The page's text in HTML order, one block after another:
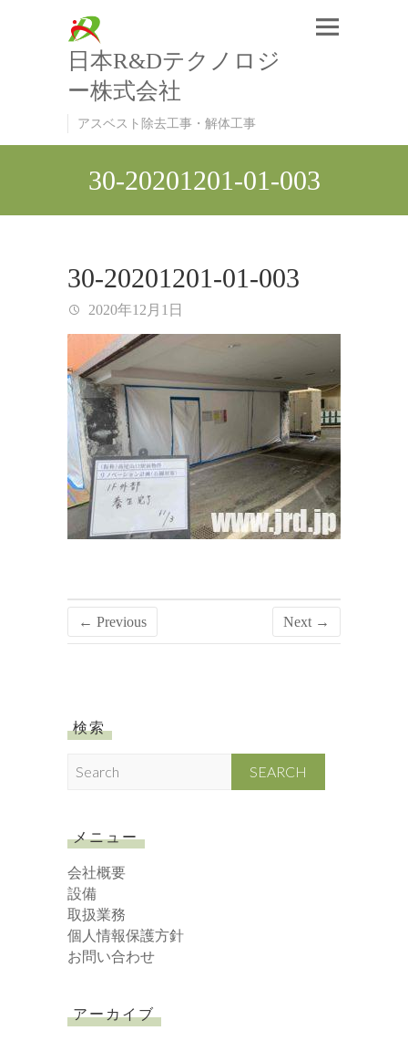
日本R&Dテクノロジ
ー株式会社
アスベスト除去工事・解体工事
30-20201201-01-003
30-20201201-01-003
2020年12月1日
← Previous Next →
検索
c
h
メニュー
会社概要
設備
取扱業務
個人情報保護方針
お問い合わせ
アーカイブ